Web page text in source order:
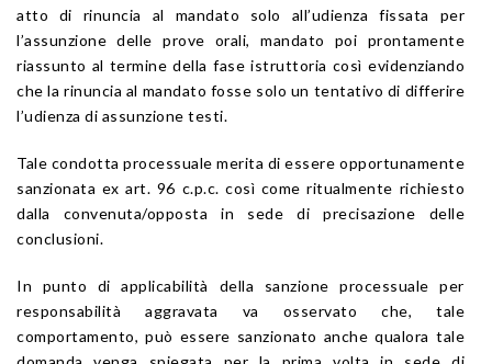
atto di rinuncia al mandato solo all’udienza fissata per
l’assunzione delle prove orali, mandato poi prontamente
riassunto al termine della fase istruttoria così evidenziando
che la rinuncia al mandato fosse solo un tentativo di differire
l’udienza di assunzione testi.
Tale condotta processuale merita di essere opportunamente
sanzionata ex art. 96 c.p.c. così come ritualmente richiesto
dalla convenuta/opposta in sede di precisazione delle
conclusioni.
In punto di applicabilità della sanzione processuale per
responsabilità aggravata va osservato che, tale
comportamento, può essere sanzionato anche qualora tale